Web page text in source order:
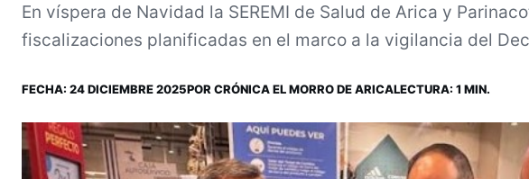
En víspera de Navidad la SEREMI de Salud de Arica y
fiscalizaciones planificadas en el marco a la vigilancia del
FECHA: 24 DICIEMBRE 2025POR CRÓNICA EL MORRO DE ARICALECTURA: 1 MIN.